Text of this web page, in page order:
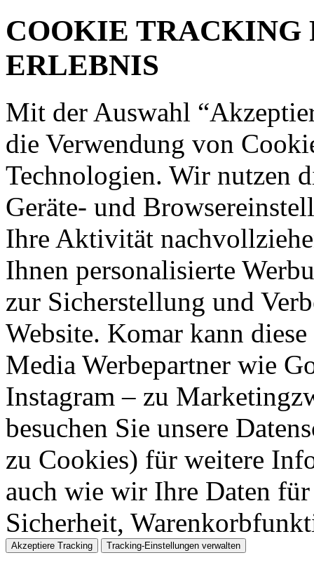
COOKIE TRACKING
ERLEBNIS
Mit der Auswahl
die Verwendung von
Technologien. Wir nutzen
Geräte- und
Ihre Aktivität
Ihnen personalisierte
zur Sicherstellung und
Website. Komar kann
Media Werbepartner wie
Instagram – zu
besuchen Sie unsere
zu Cookies) für weitere
auch wie wir Ihre Daten
Sicherheit,
Akzeptiere Tracking Tracking-Einstellungen verwalten